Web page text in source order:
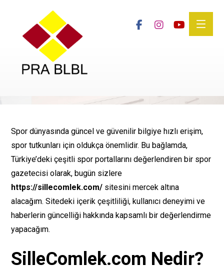
Spor dünyasında güncel ve güvenilir bilgiye hızlı erişim,
spor tutkunları için oldukça önemlidir. Bu bağlamda,
Türkiye’deki çeşitli spor portallarını değerlendiren bir spor
gazetecisi olarak, bugün sizlere
https://sillecomlek.com/ sitesini mercek altına
alacağım. Sitedeki içerik çeşitliliği, kullanıcı deneyimi ve
haberlerin güncelliği hakkında kapsamlı bir değerlendirme
yapacağım.
SilleComlek.com Nedir?